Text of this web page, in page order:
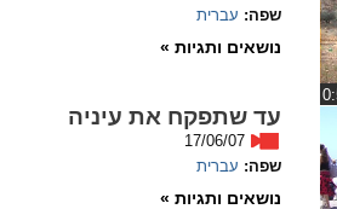
ניגודיות צבעים
brightness_low
שפה: עברית
נושאים ותגיות »
עד שתפקח את עיניה
17/06/07
שפה: עברית
נושאים ותגיות »